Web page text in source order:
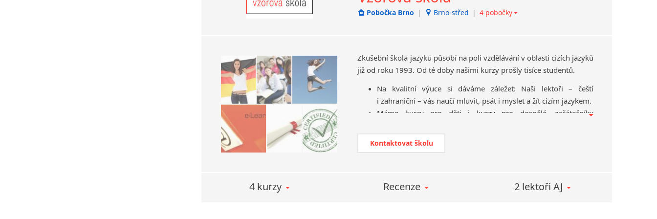
Pobočka Brno | Brno-střed | 4 pobočky
Zkušební škola jazyků působí na poli vzdělávání v oblasti cizích jazyků
již od roku 1993. Od té doby našimi kurzy prošly tisíce studentů.
Na kvalitní výuce si dáváme záležet: Naši lektoři – čeští
i zahraniční – vás naučí mluvit, psát i myslet a žít cizím jazykem.
Máme kurzy pro děti i kurzy pro dospělé, začátečníky
Vedeme kurzy pro veřejnost i pro firmy, kurzy individuální,
cítím jistá v kramflecích"
Kontaktovat školu
4 kurzy Recenze 2 lektoři AJ